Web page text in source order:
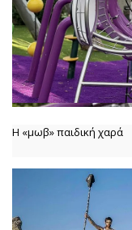
Η «μωβ» παιδική χαρά